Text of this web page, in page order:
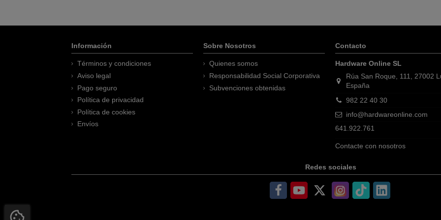
Información
Términos y condiciones
Aviso legal
Pago seguro
Política de privacidad
Política de cookies
Envíos
Sobre Nosotros
Quienes somos
Responsabilidad Social Corporativa
Subvenciones obtenidas
Contacto
Hardware Online SL
Rúa San Roque, 111, 27002
España
982 22 40 30
info@hardwareonline.com
641.922.761
Contacte con nosotros
Redes sociales